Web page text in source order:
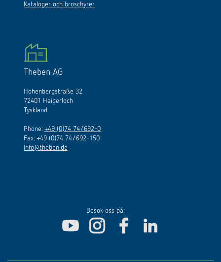
Kataloger och broschyrer
Theben AG
Hohenbergstraße 32
72401 Haigerloch
Tyskland
Phone: +49 (0)74 74/692-0
Fax: +49 (0)74 74/692-150
info@theben.de
Besök oss på: